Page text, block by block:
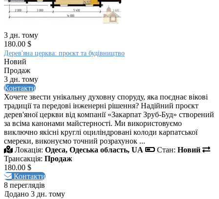
3 дн. тому
180.00 $
Дерев'яна церква: проєкт та будівництво
Новий
Продаж
3 дн. тому
Контакти
Хочете звести унікальну духовну споруду, яка поєднає вікові
традиції та передові інженерні рішення? Надійний проєкт
дерев'яної церкви від компанії «Закарпат Зруб-Буд» створений
за всіма канонами майстерності. Ми використовуємо
виключно якісні круглі оциліндровані колоди карпатської
смереки, виконуємо точний розрахунок ...
Локація: Одеса, Одеська область, UA Стан: Новий
Трансакція: Продаж
180.00 $
Контакти
8 переглядів
Додано 3 дн. тому